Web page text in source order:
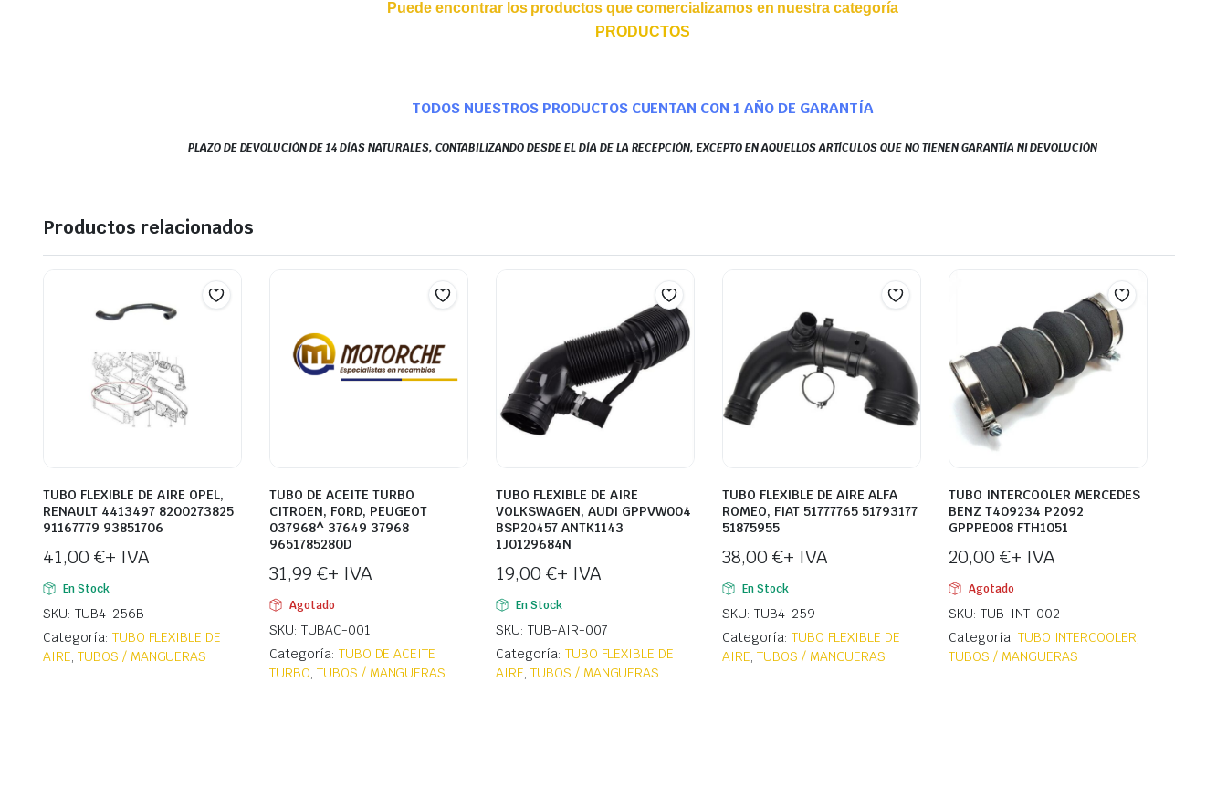
Puede encontrar los productos que comercializamos en nuestra categoría
PRODUCTOS
TODOS NUESTROS PRODUCTOS CUENTAN CON 1 AÑO DE GARANTÍA
PLAZO DE DEVOLUCIÓN DE 14 DÍAS NATURALES, CONTABILIZANDO DESDE EL DÍA DE LA RECEPCIÓN, EXCEPTO EN AQUELLOS ARTÍCULOS QUE NO TIENEN GARANTÍA NI DEVOLUCIÓN
Productos relacionados
TUBO FLEXIBLE DE AIRE OPEL,
RENAULT 4413497 8200273825
91167779 93851706
41,00 €+ IVA
En Stock
SKU: TUB4-256B
Categoría: TUBO FLEXIBLE DE
AIRE, TUBOS / MANGUERAS
TUBO DE ACEITE TURBO
CITROEN, FORD, PEUGEOT
037968^ 37649 37968
9651785280D
31,99 €+ IVA
Agotado
SKU: TUBAC-001
Categoría: TUBO DE ACEITE
TURBO, TUBOS / MANGUERAS
TUBO FLEXIBLE DE AIRE
VOLKSWAGEN, AUDI GPPVW004
BSP20457 ANTK1143
1J0129684N
19,00 €+ IVA
En Stock
SKU: TUB-AIR-007
Categoría: TUBO FLEXIBLE DE
AIRE, TUBOS / MANGUERAS
TUBO FLEXIBLE DE AIRE ALFA
ROMEO, FIAT 51777765 51793177
51875955
38,00 €+ IVA
En Stock
SKU: TUB4-259
Categoría: TUBO FLEXIBLE DE
AIRE, TUBOS / MANGUERAS
TUBO INTERCOOLER MERCEDES
BENZ T409234 P2092
GPPPE008 FTH1051
20,00 €+ IVA
Agotado
SKU: TUB-INT-002
Categoría: TUBO INTERCOOLER,
TUBOS / MANGUERAS